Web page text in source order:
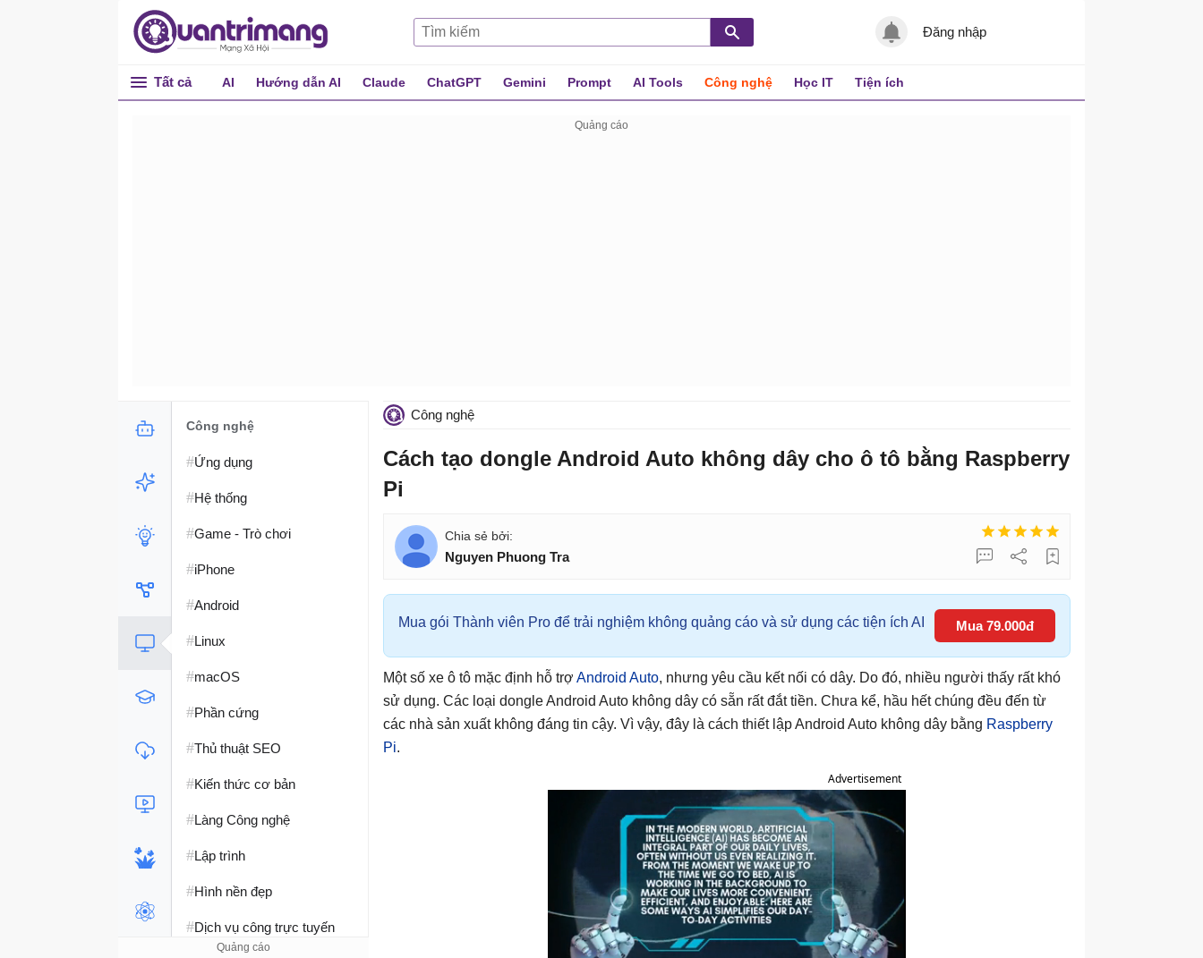
Đăng nhập
Tất cả AI Hướng dẫn AI Claude ChatGPT Gemini Prompt AI Tools Công nghệ Học IT Tiện ích
Công nghệ
Cách tạo dongle Android Auto không dây cho ô tô bằng Raspberry
Pi
Nguyen Phuong Tra
Mua gói Thành viên Pro để trải nghiệm không quảng cáo và sử dụng các tiện ích AI Mua 79.000đ
Một số xe ô tô mặc định hỗ trợ Android Auto, nhưng yêu cầu kết nối có dây. Do đó, nhiều người thấy rất khó
sử dụng. Các loại dongle Android Auto không dây có sẵn rất đắt tiền. Chưa kể, hầu hết chúng đều đến từ
các nhà sản xuất không đáng tin cậy. Vì vậy, đây là cách thiết lập Android Auto không dây bằng Raspberry
Pi.
Advertisement
Công nghệ
#Ứng dụng
#Hệ thống
#Game - Trò chơi
#iPhone
#Android
#Linux
#macOS
#Phần cứng
#Thủ thuật SEO
#Kiến thức cơ bản
#Làng Công nghệ
#Lập trình
#Hình nền đẹp
#Dịch vụ công trực tuyến